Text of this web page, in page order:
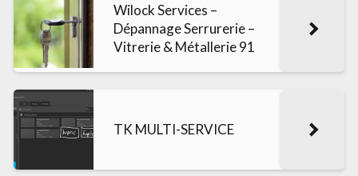
Wilock Services –
Dépannage Serrurerie –
Vitrerie & Métallerie 91
TK MULTI-SERVICE